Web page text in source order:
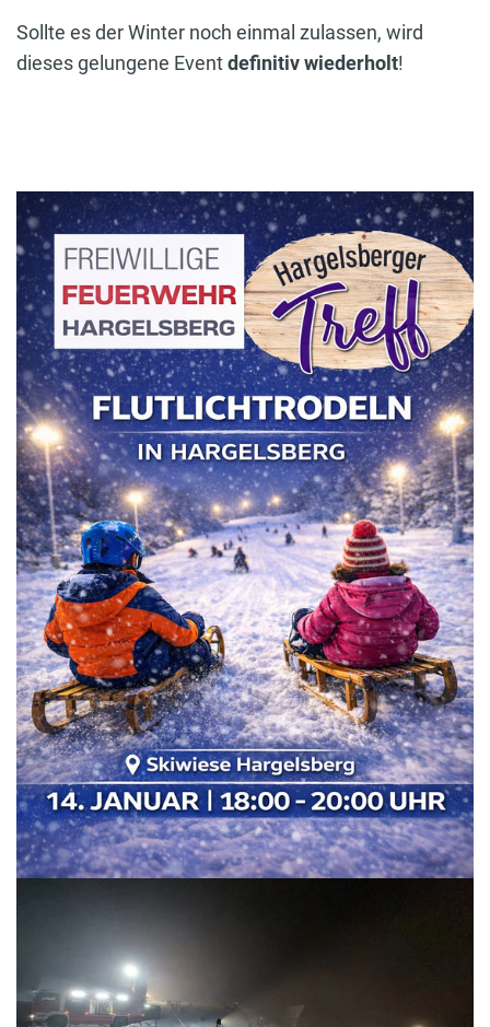
Sollte es der Winter noch einmal zulassen, wird
dieses gelungene Eventdefinitiv wiederholt!